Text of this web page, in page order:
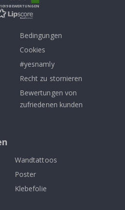
BEWERTUNGEN
Bedingungen
Cookies
#yesnamly
Recht zu stornieren
Bewertungen von
zufriedenen kunden
Wandtattoos
Poster
Klebefolie